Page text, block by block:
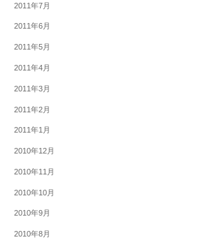
2011年7月
2011年6月
2011年5月
2011年4月
2011年3月
2011年2月
2011年1月
2010年12月
2010年11月
2010年10月
2010年9月
2010年8月